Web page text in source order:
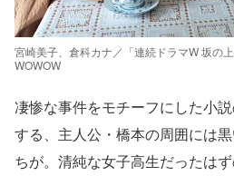
宮崎美子、倉科カナ／「連続ドラマW 坂の
WOWOW
凄惨な事件をモチーフにした小
する、主人公・橋本の周囲には
ちが。清純な女子高生だったは